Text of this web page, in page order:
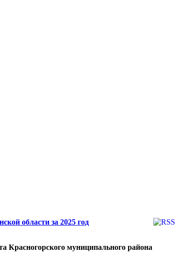
области за 2025 год
Красногорского муниципального района